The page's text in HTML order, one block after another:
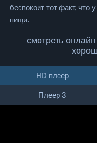
беспокоит тот факт, что
пищи.
смотреть
HD плеер
Плеер 3